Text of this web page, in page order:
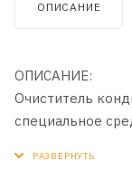
ОПИСАНИЕ
ОПИСАНИЕ:
Очиститель
специальное